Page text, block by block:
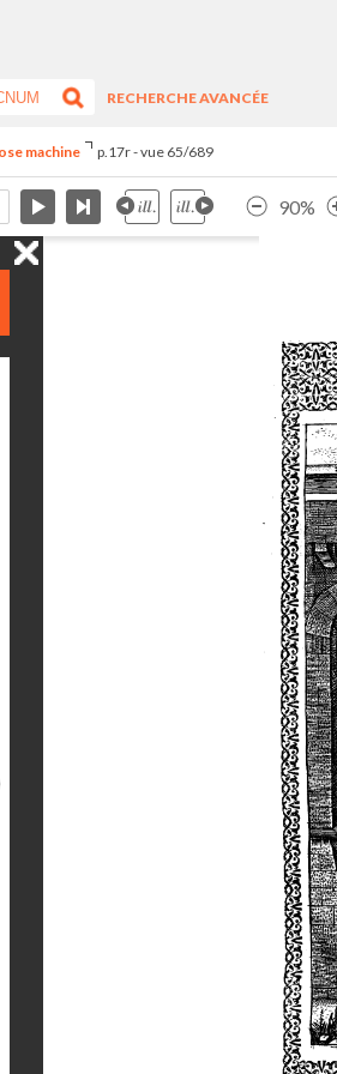
RECHERCHE AVANCÉE
machine p.17r - vue 65/689
90%